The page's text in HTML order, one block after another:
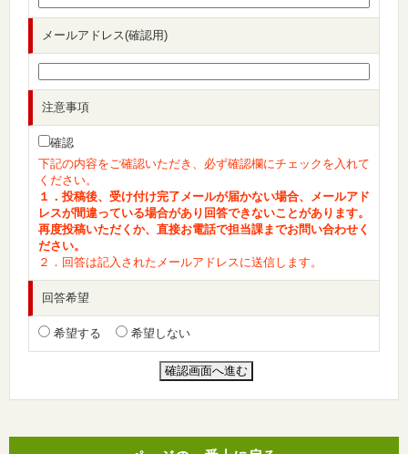
メールアドレス(確認用)
注意事項
確認
下記の内容をご確認いただき、必ず確認欄にチェックを入れて
ください。
１．投稿後、受け付け完了メールが届かない場合、メールアド
レスが間違っている場合があり回答できないことがあります。
再度投稿いただくか、直接お電話で担当課までお問い合わせく
ださい。
２．回答は記入されたメールアドレスに送信します。
回答希望
希望する 希望しない